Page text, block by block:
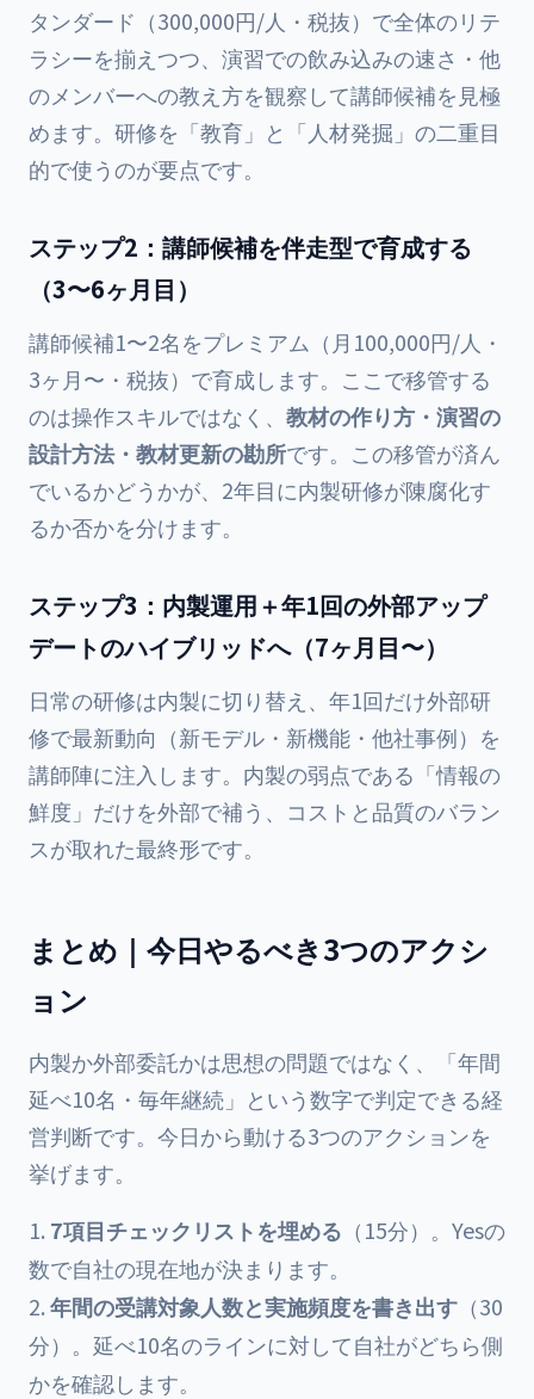
タンダード（300,000円/人・税抜）で全体のリテ
ラシーを揃えつつ、演習での飲み込みの速さ・他
のメンバーへの教え方を観察して講師候補を見極
めます。研修を「教育」と「人材発掘」の二重目
的で使うのが要点です。
ステップ2：講師候補を伴走型で育成する
（3〜6ヶ月目）
講師候補1〜2名をプレミアム（月100,000円/人・
3ヶ月〜・税抜）で育成します。ここで移管する
のは操作スキルではなく、 教材の作り方・演習の
設計方法・教材更新の勘所です。この移管が済ん
でいるかどうかが、2年目に内製研修が陳腐化す
るか否かを分けます。
ステップ3：内製運用＋年1回の外部アップ
デートのハイブリッドへ（7ヶ月目〜）
日常の研修は内製に切り替え、年1回だけ外部研
修で最新動向（新モデル・新機能・他社事例）を
講師陣に注入します。内製の弱点である「情報の
鮮度」だけを外部で補う、コストと品質のバラン
スが取れた最終形です。
まとめ｜今日やるべき3つのアクシ
ョン
内製か外部委託かは思想の問題ではなく、「年間
延べ10名・毎年継続」という数字で判定できる経
営判断です。今日から動ける3つのアクションを
挙げます。
7項目チェックリストを埋める （15分）。Yesの
数で自社の現在地が決まります。
年間の受講対象人数と実施頻度を書き出す （30
分）。延べ10名のラインに対して自社がどちら側
かを確認します。